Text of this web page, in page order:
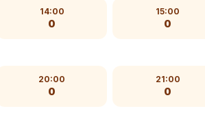
14:00
0
15:00
0
20:00
0
21:00
0